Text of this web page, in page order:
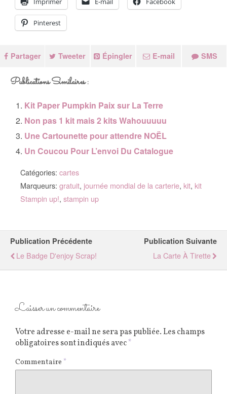
Pinterest
Partager Tweeter Épingler E-mail SMS
Publications Similaires :
Kit Paper Pumpkin Paix sur La Terre
Non pas 1 kit mais 2 kits Wahouuuuu
Une Cartounette pour attendre NOËL
Un Coucou Pour L’envoi Du Catalogue
Catégories: cartes
Marqueurs: gratuit, journée mondial de la carterie, kit, kit
Stampin up!, stampin up
Publication Précédente
Le Badge D'enjoy Scrap!
Publication Suivante
La Carte À Tirette
Laisser un commentaire
Votre adresse e-mail ne sera pas publiée.Les champs
obligatoires sont indiqués avec*
Commentaire *